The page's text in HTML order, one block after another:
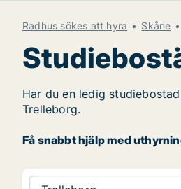
Radhus sökes att hyra Skåne
Har du en ledig
Trelleborg.
Få snabbt hjälp med